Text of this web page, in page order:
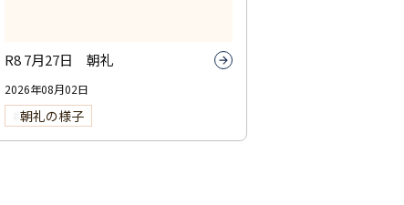
R8 7月27日 朝礼
2026年08月02日
朝礼の様子